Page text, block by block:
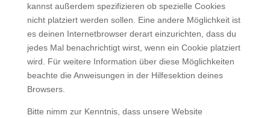
kannst außerdem spezifizieren ob spezielle Cookies
nicht platziert werden sollen. Eine andere Möglichkeit ist
es deinen Internetbrowser derart einzurichten, dass du
jedes Mal benachrichtigt wirst, wenn ein Cookie platziert
wird. Für weitere Information über diese Möglichkeiten
beachte die Anweisungen in der Hilfesektion deines
Browsers.
Bitte nimm zur Kenntnis, dass unsere Website